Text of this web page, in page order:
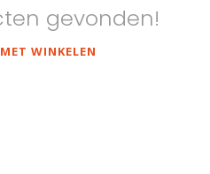
gevonden!
WINKELEN